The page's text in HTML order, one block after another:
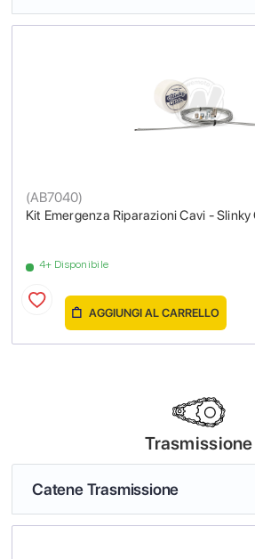
Kit Emergenza Riparazioni Cavi - Slinky
(AB7040)
4+ Disponibile
AGGIUNGI AL CARRELLO
Trasmissione
Catene Trasmissione